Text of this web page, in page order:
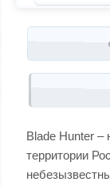
Запись
Blade Hunter –
территории